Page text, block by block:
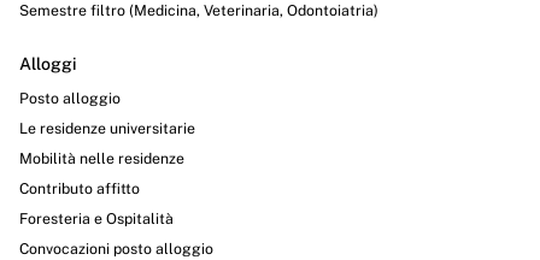
Semestre filtro (Medicina, Veterinaria, Odontoiatria)
Alloggi
Posto alloggio
Le residenze universitarie
Mobilità nelle residenze
Contributo affitto
Foresteria e Ospitalità
Convocazioni posto alloggio